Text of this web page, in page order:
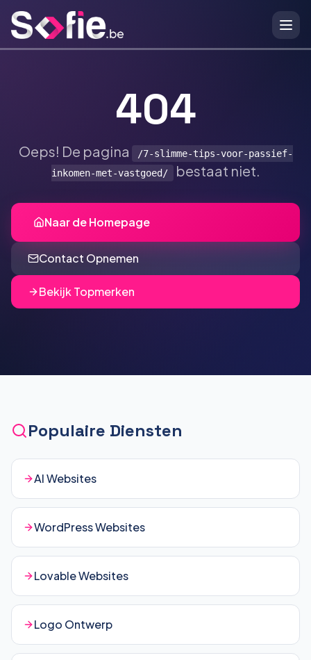
404
Oeps! De pagina
/7-slimme-tips-voor-passief-
inkomen-met-vastgoed/ bestaat niet.
Naar de Homepage
Contact Opnemen
Bekijk Topmerken
Populaire Diensten
AI Websites
WordPress Websites
Lovable Websites
Logo Ontwerp